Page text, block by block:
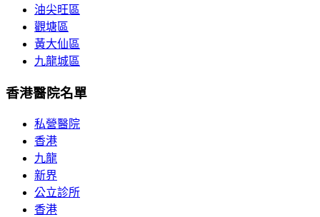
油尖旺區
觀塘區
黃大仙區
九龍城區
香港醫院名單
私營醫院
香港
九龍
新界
公立診所
香港